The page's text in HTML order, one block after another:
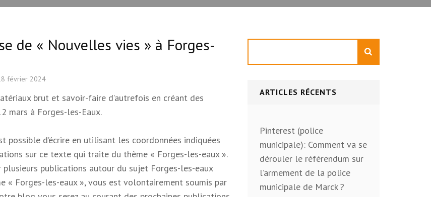
de « Nouvelles vies » à Forges-
février 2024
brut et savoir-faire d’autrefois en créant des
mars à Forges-les-Eaux.
possible d’écrire en utilisant les coordonnées indiquées
sur ce texte qui traite du thème « Forges-les-eaux ».
publications autour du sujet Forges-les-eaux
« Forges-les-eaux », vous est volontairement soumis par
ARTICLES RÉCENTS
Pinterest (police
municipale): Comment va se
dérouler le référendum sur
l’armement de la police
municipale de Marck ?